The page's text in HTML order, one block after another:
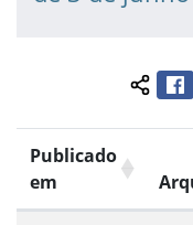
Publicado
em